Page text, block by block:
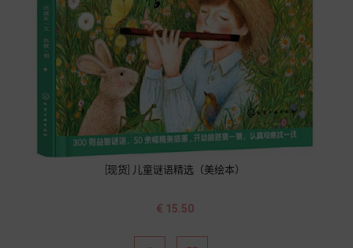
[现货] 儿童谜语精选（美绘本）
价
€ 15.50